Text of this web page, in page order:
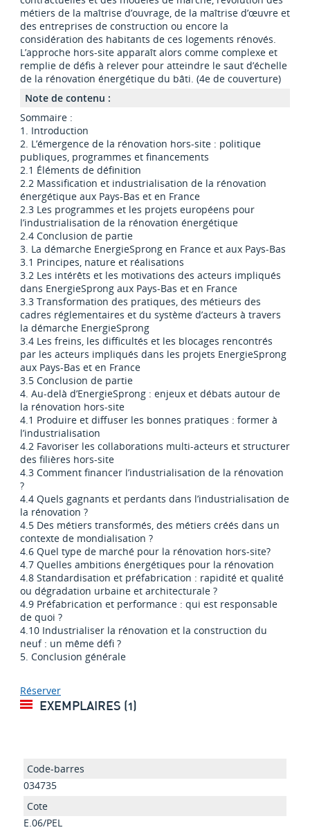
métiers de la maîtrise d’ouvrage, de la maîtrise d’œuvre et
des entreprises de construction ou encore la
considération des habitants de ces logements rénovés.
L’approche hors-site apparaît alors comme complexe et
remplie de défis à relever pour atteindre le saut d’échelle
de la rénovation énergétique du bâti. (4e de couverture)
Note de contenu :
Sommaire :
1. Introduction
2. L’émergence de la rénovation hors-site : politique
publiques, programmes et financements
2.1 Éléments de définition
2.2 Massification et industrialisation de la rénovation
énergétique aux Pays-Bas et en France
2.3 Les programmes et les projets européens pour
l’industrialisation de la rénovation énergétique
2.4 Conclusion de partie
3. La démarche EnergieSprong en France et aux Pays-Bas
3.1 Principes, nature et réalisations
3.2 Les intérêts et les motivations des acteurs impliqués
dans EnergieSprong aux Pays-Bas et en France
3.3 Transformation des pratiques, des métieurs des
cadres réglementaires et du système d’acteurs à travers
la démarche EnergieSprong
3.4 Les freins, les difficultés et les blocages rencontrés
par les acteurs impliqués dans les projets EnergieSprong
aux Pays-Bas et en France
3.5 Conclusion de partie
4. Au-delà d’EnergieSprong : enjeux et débats autour de
la rénovation hors-site
4.1 Produire et diffuser les bonnes pratiques : former à
l’industrialisation
4.2 Favoriser les collaborations multi-acteurs et structurer
des filières hors-site
4.3 Comment financer l’industrialisation de la rénovation
?
4.4 Quels gagnants et perdants dans l’industrialisation de
la rénovation ?
4.5 Des métiers transformés, des métiers créés dans un
contexte de mondialisation ?
4.6 Quel type de marché pour la rénovation hors-site?
4.7 Quelles ambitions énergétiques pour la rénovation
4.8 Standardisation et préfabrication : rapidité et qualité
ou dégradation urbaine et architecturale ?
4.9 Préfabrication et performance : qui est responsable
de quoi ?
4.10 Industrialiser la rénovation et la construction du
neuf : un même défi ?
5. Conclusion générale
Réserver
EXEMPLAIRES (1)
034735
E.06/PEL